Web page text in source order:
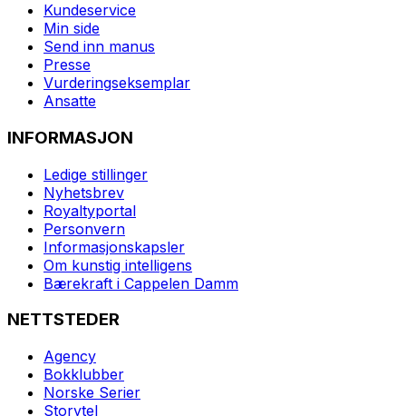
Kundeservice
Min side
Send inn manus
Presse
Vurderingseksemplar
Ansatte
INFORMASJON
Ledige stillinger
Nyhetsbrev
Royaltyportal
Personvern
Informasjonskapsler
Om kunstig intelligens
Bærekraft i Cappelen Damm
NETTSTEDER
Agency
Bokklubber
Norske Serier
Storytel